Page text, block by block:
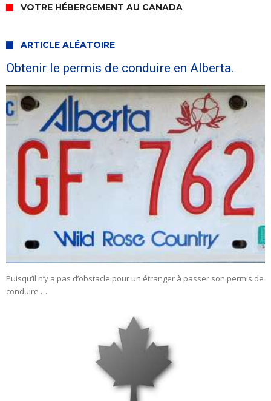
VOTRE HÉBERGEMENT AU CANADA
ARTICLE ALÉATOIRE
Obtenir le permis de conduire en Alberta.
Puisqu’il n’y a pas d’obstacle pour un étranger à passer son permis de
conduire …